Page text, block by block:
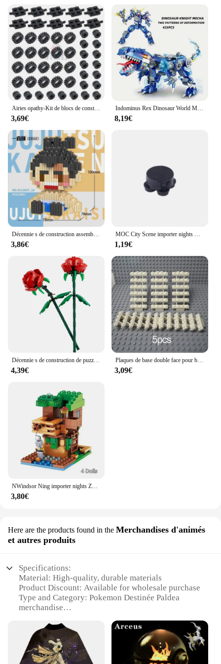
Airies opathy-Kit de blocs de construction pour enfants, plaque de support de roues doubles, pièces compatibles, 4600, 4624, 3641, 6014, 87697, MOC, briques de voiture Lego, jouets pour enfants
3,69€
Indominus Rex Dinosaur World Model importer décennie ks for Children, Mecha Bricks, Mechanical Toy Gifts, Réaliste, Cool, 2IN1 208.assic
8,19€
Décennie s de construction assemblés amusants, Gojo Satoru Xia Youjie, blocs de puzzle japonais, jeu d'attaque de seau, jouets de loisirs
3,86€
MOC City Scene importer nights Mini jouet, aspirateur, machine à laver, réfrigérateur, lit, canapé, console de jeu, briques, meubles, TV, K028
1,19€
Décennie s de construction de puzzle pour enfants, poubelle, tulipes, Narcisse, jouets d'épissage de difficulté élevée, cadeau de fête des mères, offre spéciale, 40460, 40461, 40646
4,39€
Plaques de base double face pour blocs de construction, briques en plastique, compatibles avec les blocs de construction classiques, jouets de construction, 32*32, 32*16
3,09€
NWindsor Ning importer nights Zombie Alex Action Bricks Toys, ferme de diversification de montagne, maison de villages, kits pour enfants, cadeau
3,80€
Here are the products found in the Merchandises d'animés
et autres produits
Specifications:
Material: High-quality, durable materials
Product Discount: Available for wholesale purchase
Type and Category: Pokemon Destinée Paldea
merchandise
inspired by the Pokemon Destinée Paldea series
Usage and Purpose: Ideal for fans and collectors
Typical Adaptive Scenario: Perfect for events, gifts,
or personal collections